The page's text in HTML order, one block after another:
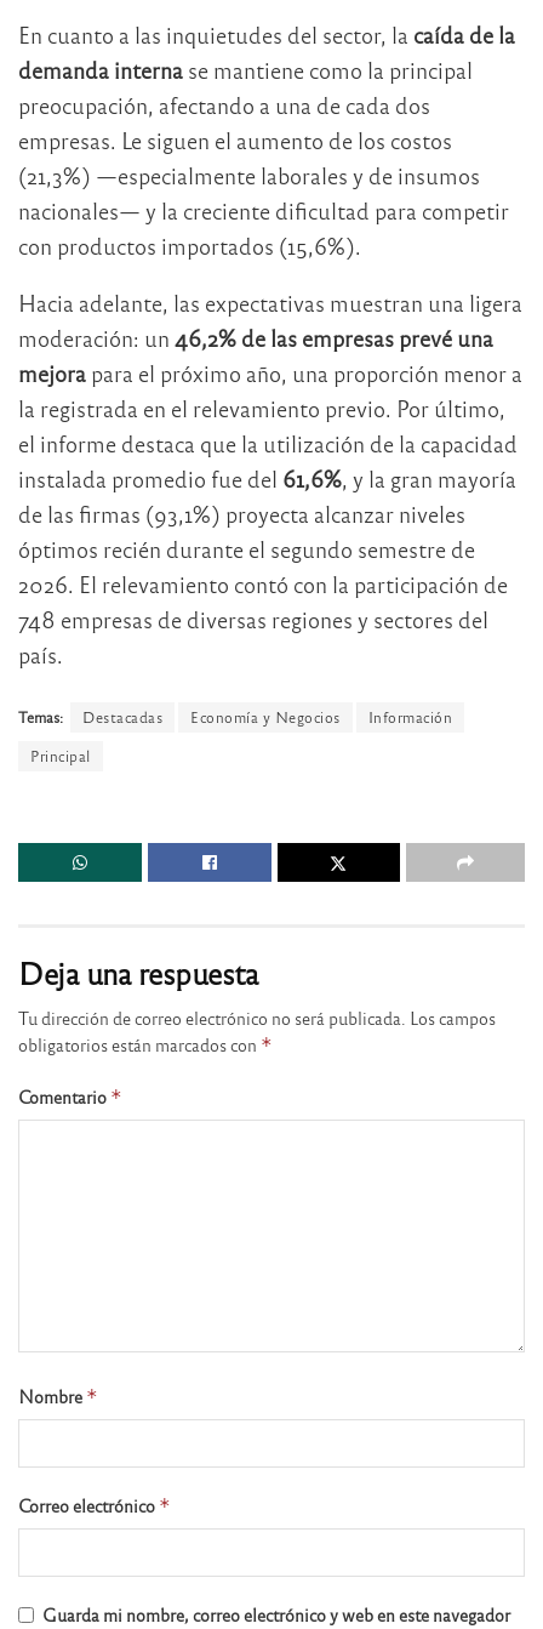
En cuanto a las inquietudes del sector, la caída de la
demanda interna se mantiene como la principal
preocupación, afectando a una de cada dos
empresas. Le siguen el aumento de los costos
(21,3%) —especialmente laborales y de insumos
nacionales— y la creciente dificultad para competir
con productos importados (15,6%).
Hacia adelante, las expectativas muestran una ligera
moderación: un 46,2% de las empresas prevé una
mejora para el próximo año, una proporción menor a
la registrada en el relevamiento previo. Por último,
el informe destaca que la utilización de la capacidad
instalada promedio fue del 61,6%, y la gran mayoría
de las firmas (93,1%) proyecta alcanzar niveles
óptimos recién durante el segundo semestre de
2026. El relevamiento contó con la participación de
748 empresas de diversas regiones y sectores del
país.
Temas: Destacadas Economía y Negocios
Información
Principal
Deja una respuesta
Tu dirección de correo electrónico no será publicada. Los campos
obligatorios están marcados con *
Comentario *
Nombre *
Correo electrónico *
Guarda mi nombre, correo electrónico y web en este navegador